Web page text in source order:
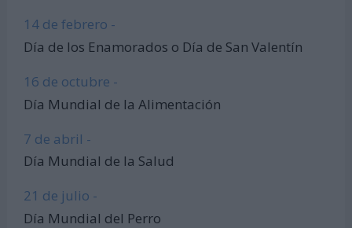
14 de febrero -
Día de los Enamorados o Día de San Valentín
16 de octubre -
Día Mundial de la Alimentación
7 de abril -
Día Mundial de la Salud
21 de julio -
Día Mundial del Perro